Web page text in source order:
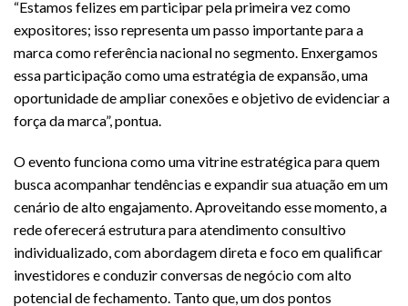
“Estamos felizes em participar pela primeira vez como
expositores; isso representa um passo importante para a
marca como referência nacional no segmento. Enxergamos
essa participação como uma estratégia de expansão, uma
oportunidade de ampliar conexões e objetivo de evidenciar a
força da marca”, pontua.
O evento funciona como uma vitrine estratégica para quem
busca acompanhar tendências e expandir sua atuação em um
cenário de alto engajamento. Aproveitando esse momento, a
rede oferecerá estrutura para atendimento consultivo
individualizado, com abordagem direta e foco em qualificar
investidores e conduzir conversas de negócio com alto
potencial de fechamento. Tanto que, um dos pontos